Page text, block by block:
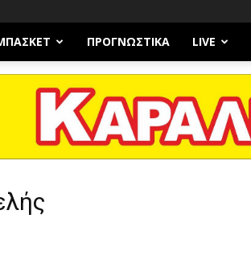
ΠΡΟΓΝΩΣΤΙΚΑ LIVE